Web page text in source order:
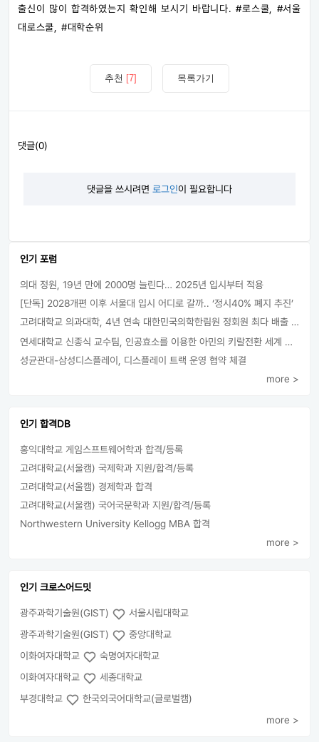
출신이 많이 합격하였는지 확인해 보시기 바랍니다. #로스쿨​, #서울
대로스쿨​, #대학순위
추천 [7] 목록가기
댓글(0)
댓글을 쓰시려면 로그인이 필요합니다
인기 포럼
의대 정원, 19년 만에 2000명 늘린다… 2025년 입시부터 적용
[단독] 2028개편 이후 서울대 입시 어디로 갈까.. ‘정시40% 폐지 추진’
고려대학교 의과대학, 4년 연속 대한민국의학한림원 정회원 최다 배출 外
연세대학교 신종식 교수팀, 인공효소를 이용한 아민의 키랄전환 세계 최초로 성공
성균관대-삼성디스플레이, 디스플레이 트랙 운영 협약 체결
more >
인기 합격DB
홍익대학교 게임스프트웨어학과 합격/등록
고려대학교(서울캠) 국제학과 지원/합격/등록
고려대학교(서울캠) 경제학과 합격
고려대학교(서울캠) 국어국문학과 지원/합격/등록
Northwestern University Kellogg MBA 합격
more >
인기 크로스어드밋
광주과학기술원(GIST)
서울시립대학교
광주과학기술원(GIST)
중앙대학교
이화여자대학교
숙명여자대학교
이화여자대학교
세종대학교
부경대학교
한국외국어대학교(글로벌캠)
more >